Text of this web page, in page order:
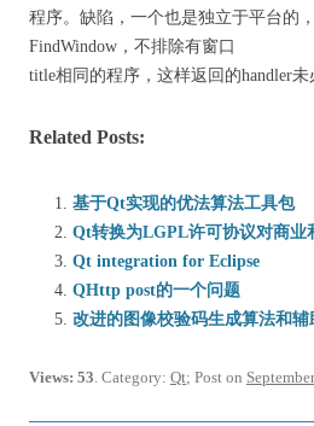
程序。缺陷，一个也是独立于平台的
FindWindow，不排除有窗口
title相同的程序，这样返回的handler未
Related Posts:
基于Qt实现的优法算法工具包
Qt转换为LGPL许可协议对商业
Qt integration for Eclipse
QHttp post的一个问题
改进的图像校验码生成算法和辅
Views: 53. Category: Qt; Post on